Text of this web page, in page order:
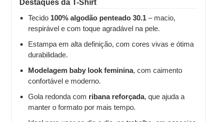
Destaques da T-Shirt
Tecido 100% algodão penteado 30.1 – macio,
respirável e com toque agradável na pele.
Estampa em alta definição, com cores vivas e ótima
durabilidade.
Modelagem baby look feminina, com caimento
confortável e moderno.
Gola redonda com ribana reforçada, que ajuda a
manter o formato por mais tempo.